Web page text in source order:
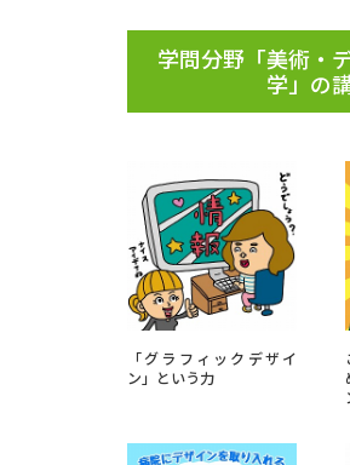
学問分野解説 学問の教科書 夢ナ
このサイトについて
受付内容・発送状況の確認
お問合せ先 テレメール進学カタログ
学問分野「美術・
学」の
「グラフィックデザイ
ン」という力